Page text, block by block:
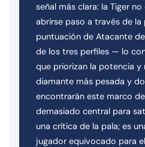
señal más clara: la Tiger
abrirse paso a través de la
puntuación de Atacante
de los tres perfiles — lo
que priorizan la potencia y
diamante más pesada y
encontrarán este marco
demasiado central para
una crítica de la pala; es
jugador equivocado para